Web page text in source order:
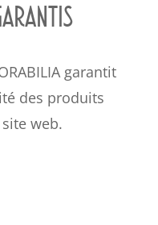
garantit
des produits
web.